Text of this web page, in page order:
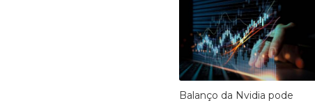
Balanço da Nvidia pode